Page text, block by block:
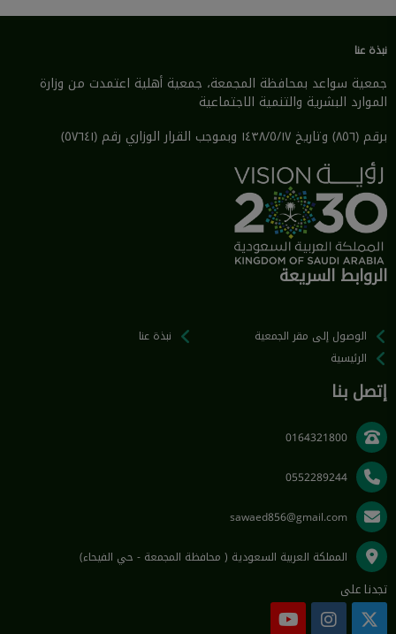
نبذة عنا
جمعية سواعد بمحافظة المجمعة، جمعية أهلية اعتمدت من وزارة
الموارد البشرية والتنمية الاجتماعية
برقم (٨٥٦) وتاريخ ١٤٣٨/٥/١٧ وبموجب القرار الوزاري رقم (٥٧٦٤١)
الروابط السريعة
الوصول إلى مقر الجمعية
الرئيسية
نبذة عنا
إتصل بنا
0164321800
0552289244
sawaed856@gmail.com
المملكة العربية السعودية ( محافظة المجمعة - حي الفيحاء)
تجدنا على